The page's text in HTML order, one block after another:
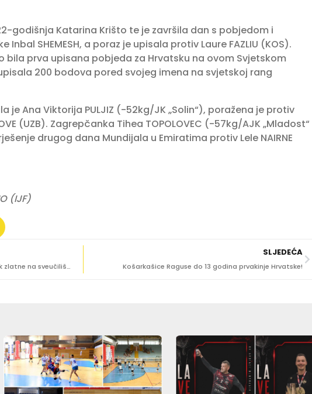
godišnja Katarina Krišto te je završila dan s pobjedom i
SHEMESH, a poraz je upisala protiv Laure FAZLIU (KOS).
bila prva upisana pobjeda za Hrvatsku na ovom Svjetskom
200 bodova pored svojeg imena na svjetskoj rang
je Ana Viktorija PULJIZ (-52kg/JK „Solin“), poražena je protiv
(UZB). Zagrepčanka Tihea TOPOLOVEC (-57kg/AJK „Mladost“
drugog dana Mundijala u Emiratima protiv Lele NAIRNE
(IJF)
BADMINTON Mia Čerjan i Nikolina Kabiček zlatne na sveučilišnim igrama u Istanbulu
SLJEDEĆA
Košarkašice Raguse do 13 godina prvakinje Hrvatske!